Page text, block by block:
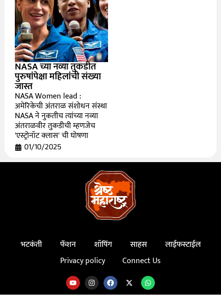
NASA च्या नव्या तुकडीत
पुरुषांपेक्षा महिलांची संख्या
जास्त
NASA Women lead :
अमेरिकेची अंतराळ संशोधन संस्था
NASA ने नुकतीच त्यांच्या नव्या
अंतराळवीर तुकडीची म्हणजेच
'एस्ट्रोनॉट क्लास' ची घोषणा
01/10/2025
भटकंती फॅशन शॉपिंग साहस
लाईफस्टाईल
Privacy policy
Connect Us